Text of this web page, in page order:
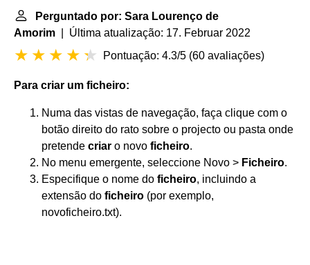
Perguntado por: Sara Lourenço de
Amorim | Última atualização: 17. Februar 2022
Pontuação: 4.3/5 (60 avaliações)
Para criar um ficheiro:
Numa das vistas de navegação, faça clique com o
botão direito do rato sobre o projecto ou pasta onde
pretende criar o novo ficheiro.
No menu emergente, seleccione Novo > Ficheiro.
Especifique o nome do ficheiro, incluindo a
extensão do ficheiro (por exemplo,
novoficheiro.txt).